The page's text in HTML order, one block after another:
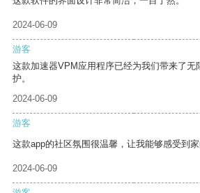
2024-06-09
游客
这款加速器VPM应用程序已经为我们带来了无
护。
2024-06-09
游客
这款app的社区氛围很温馨，让我能够感受到家
2024-06-09